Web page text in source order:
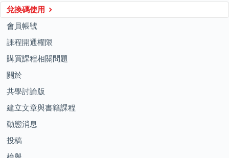
兌換碼使用
會員帳號
課程開通權限
購買課程相關問題
關於
共學討論版
建立文章與書籍課程
動態消息
投稿